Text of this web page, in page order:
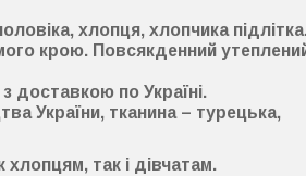
хлопця, хлопчика
крою. Повсякденний
з доставкою по Україні.
України, тканина – турецька,
так і дівчатам.